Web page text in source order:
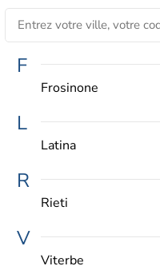
F
Frosinone
L
Latina
R
Rieti
V
Viterbe